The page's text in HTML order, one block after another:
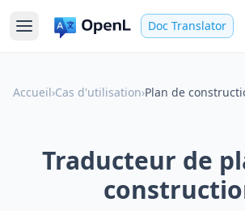
Doc Translator
Accueil›Cas d'utilisation›Plan de
Traducteur de